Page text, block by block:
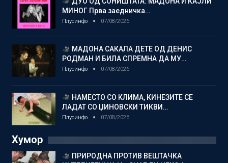
МИНОГ Прва заедничка…
Плусинфо 07/08/2026
МАДОНА САКАЛА ДЕТЕ ОД ДЕНИС
РОДМАН И БИЛА СПРЕМНА ДА МУ…
Плусинфо 07/08/2026
НАМЕСТО СО КЛИМА, КИНЕЗИТЕ СЕ
ЛАДАТ СО ЏИНОВСКИ ТИКВИ…
Плусинфо 07/08/2026
Хумор
ПРИРОДНА ПРОТИВ ВЕШТАЧКА